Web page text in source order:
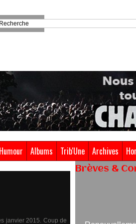
Humour Albums Trib'Une Archives
janvier 2015. Coup de
Brèves &